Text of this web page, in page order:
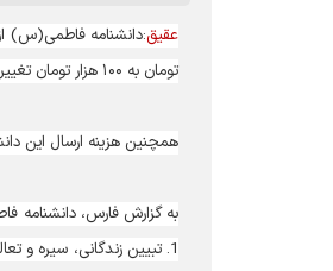
عقیق
تومان به ۱۰۰ هزار تومان تغییر قیمت داده است.
همچنین هزینه ارسال این دانشنامه از ۱۲ تا ۲۴ مهرماه در تهران و تمام
به گزارش فارس،